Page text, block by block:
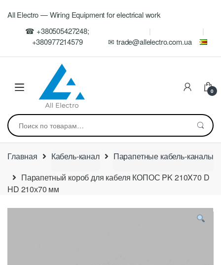
navigation
All Electro — Wiring Equipment for electrical work
☎ +380505427248;
+380977214579
✉ trade@allelectro.com.ua
0
Искать:
Главная Кабель-канал
Парапетные кабель-каналы
Парапетный короб для кабеля КОПОС PK 210X70 D
HD 210х70 мм